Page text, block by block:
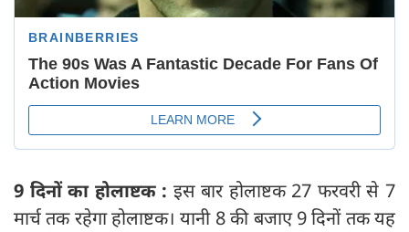
9 दिनों का होलाष्टक : इस बार होलाष्टक 27 फरवरी से 7
मार्च तक रहेगा होलाष्टक। यानी 8 की बजाए 9 दिनों तक यह